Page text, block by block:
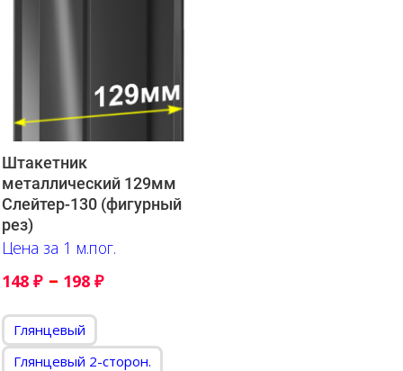
Штакетник
металлический 129мм
Слейтер-130 (фигурный
рез)
Цена за 1 м.пог.
148 ₽ – 198 ₽
Глянцевый
Глянцевый 2-сторон.